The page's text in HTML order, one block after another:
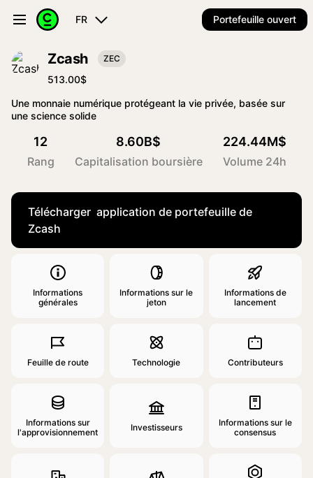
FR Portefeuille ouvert
Zcash ZEC
513.00$
Une monnaie numérique protégeant la vie privée, basée sur
une science solide
12
Rang
8.60B$
Capitalisation boursière
224.44M$
Volume 24h
Télécharger application de portefeuille de
Zcash
Informations
générales
Informations sur le
jeton
Informations de
lancement
Feuille de route Technologie Contributeurs
Informations sur
l'approvisionnement
Investisseurs
Informations sur le
consensus